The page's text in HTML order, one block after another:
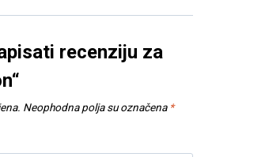
recenziju za
Neophodna polja su označena *